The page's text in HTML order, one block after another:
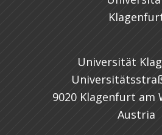
Universität
9020 Klagenfurt am
Austria